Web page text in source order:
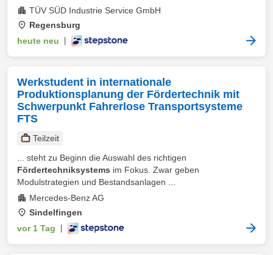
TÜV SÜD Industrie Service GmbH
Regensburg
heute neu
Werkstudent in internationale
Produktionsplanung der Fördertechnik mit
Schwerpunkt Fahrerlose Transportsysteme
FTS
Teilzeit
... steht zu Beginn die Auswahl des richtigen
Fördertechniksystems im Fokus. Zwar geben
Modulstrategien und Bestandsanlagen ...
Mercedes-Benz AG
Sindelfingen
vor 1 Tag